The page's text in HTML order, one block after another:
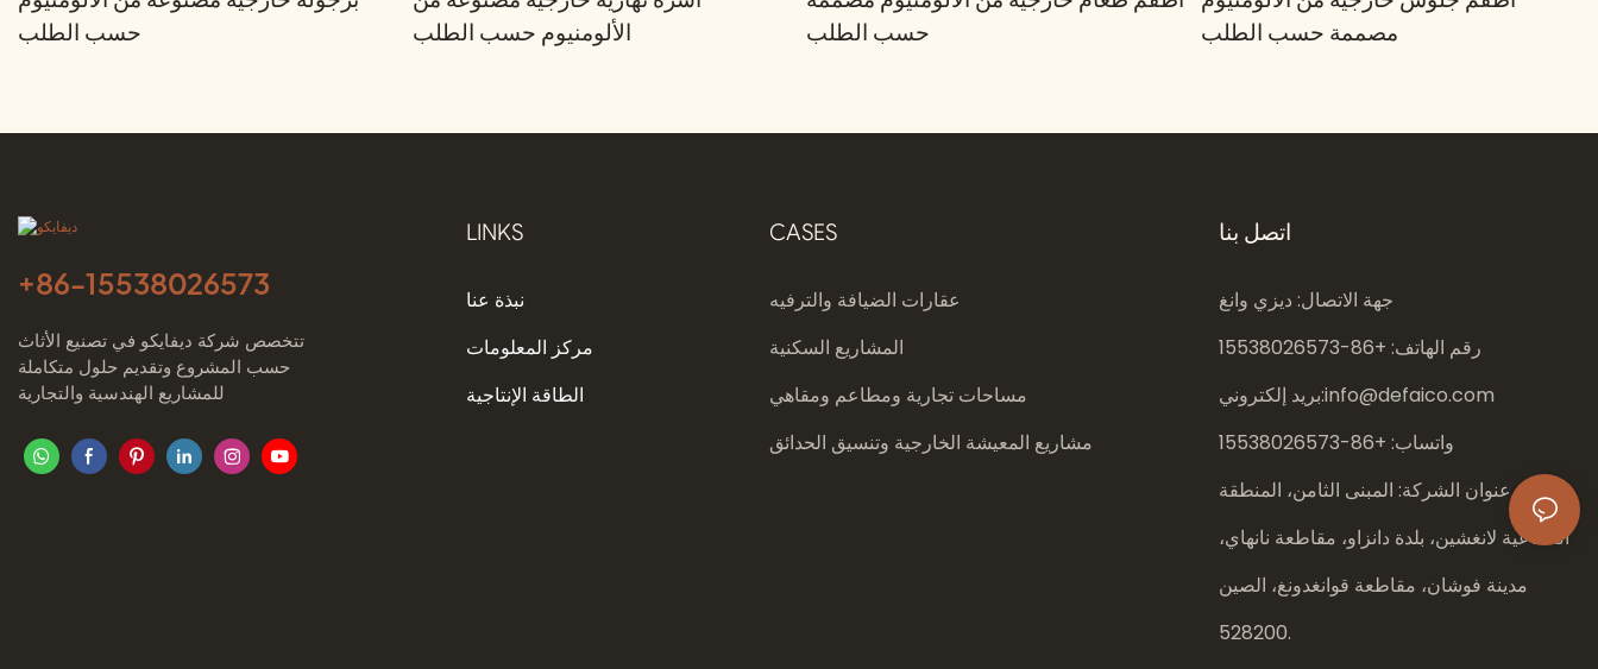
حسب الطلب
الألومنيوم حسب الطلب
حسب الطلب
مصممة حسب الطلب
+86-15538026573
تتخصص شركة ديفايكو في تصنيع الأثاث
حسب المشروع وتقديم حلول متكاملة
للمشاريع الهندسية والتجارية
LINKS
نبذة عنا
مركز المعلومات
الطاقة الإنتاجية
CASES
عقارات الضيافة والترفيه
المشاريع السكنية
مساحات تجارية ومطاعم ومقاهي
مشاريع المعيشة الخارجية وتنسيق الحدائق
اتصل بنا
جهة الاتصال: ديزي وانغ
رقم الهاتف: +86-
15538026573
بريد إلكتروني:info@defaico.com
واتساب: +86-
15538026573
عنوان الشركة: المبنى الثامن، المنطقة
الصناعية لانغشين، بلدة دانزاو، مقاطعة نانهاي،
مدينة فوشان، مقاطعة قوانغدونغ، الصين
528200.